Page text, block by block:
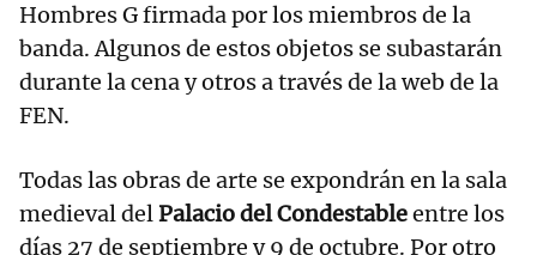
Hombres G firmada por los miembros de la
banda. Algunos de estos objetos se subastarán
durante la cena y otros a través de la web de la
FEN.
Todas las obras de arte se expondrán en la sala
medieval delPalacio del Condestableentre los
días 27 de septiembre y 9 de octubre. Por otro